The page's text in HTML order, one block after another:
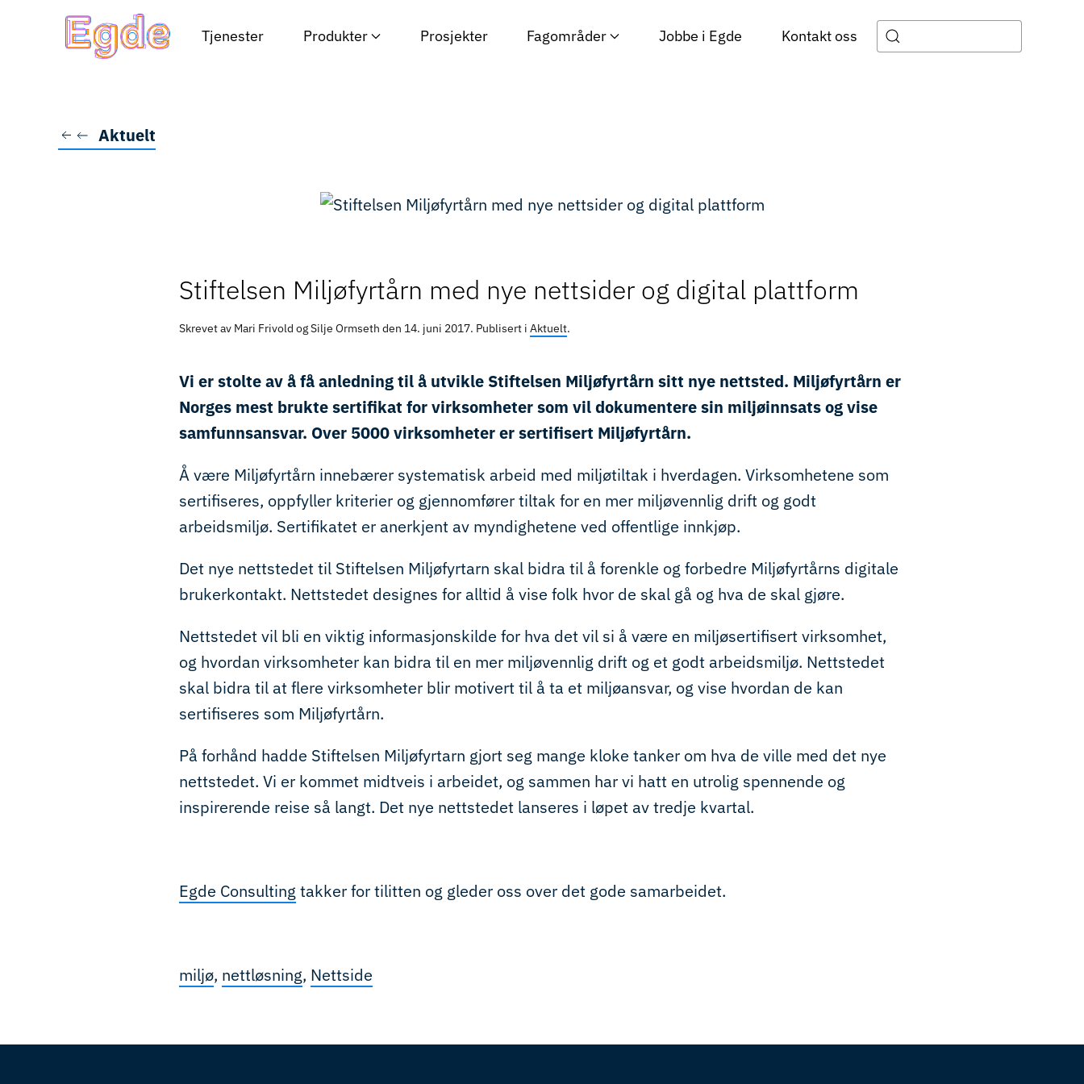
Skip to main content Tjenester Produkter Prosjekter Fagområder Jobbe i Egde Kontakt oss
Aktuelt
Stiftelsen Miljøfyrtårn med nye nettsider og digital plattform
Skrevet av Mari Frivold og Silje Ormseth den 14. juni 2017. Publisert i Aktuelt.
Vi er stolte av å få anledning til å utvikle Stiftelsen Miljøfyrtårn sitt nye nettsted. Miljøfyrtårn er
Norges mest brukte sertifikat for virksomheter som vil dokumentere sin miljøinnsats og vise
samfunnsansvar. Over 5000 virksomheter er sertifisert Miljøfyrtårn.
Å være Miljøfyrtårn innebærer systematisk arbeid med miljøtiltak i hverdagen. Virksomhetene som
sertifiseres, oppfyller kriterier og gjennomfører tiltak for en mer miljøvennlig drift og godt
arbeidsmiljø. Sertifikatet er anerkjent av myndighetene ved offentlige innkjøp.
Det nye nettstedet til Stiftelsen Miljøfyrtarn skal bidra til å forenkle og forbedre Miljøfyrtårns digitale
brukerkontakt. Nettstedet designes for alltid å vise folk hvor de skal gå og hva de skal gjøre.
Nettstedet vil bli en viktig informasjonskilde for hva det vil si å være en miljøsertifisert virksomhet,
og hvordan virksomheter kan bidra til en mer miljøvennlig drift og et godt arbeidsmiljø. Nettstedet
skal bidra til at flere virksomheter blir motivert til å ta et miljøansvar, og vise hvordan de kan
sertifiseres som Miljøfyrtårn.
På forhånd hadde Stiftelsen Miljøfyrtarn gjort seg mange kloke tanker om hva de ville med det nye
nettstedet. Vi er kommet midtveis i arbeidet, og sammen har vi hatt en utrolig spennende og
inspirerende reise så langt. Det nye nettstedet lanseres i løpet av tredje kvartal.
Egde Consulting takker for tilitten og gleder oss over det gode samarbeidet.
miljø, nettløsning, Nettside